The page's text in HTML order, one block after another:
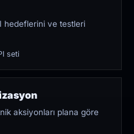
hedeflerini ve testleri
seti
aksiyonları plana göre